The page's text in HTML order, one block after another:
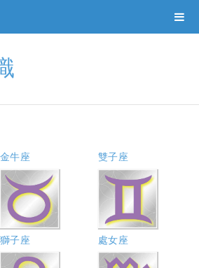
金牛座 雙子座
獅子座 處女座